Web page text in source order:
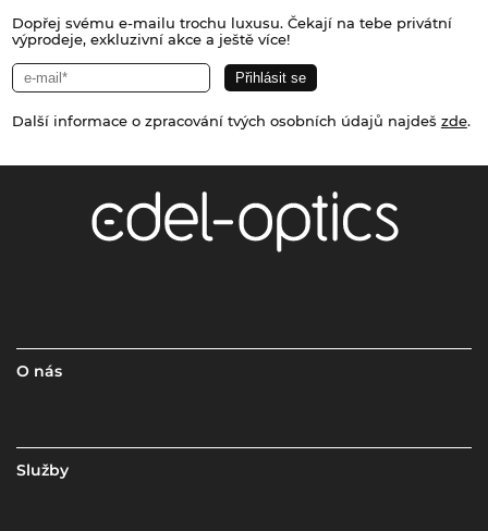
Dopřej svému e-mailu trochu luxusu. Čekají na tebe privátní
výprodeje, exkluzivní akce a ještě více!
Další informace o zpracování tvých osobních údajů najdeš zde.
O nás
Služby